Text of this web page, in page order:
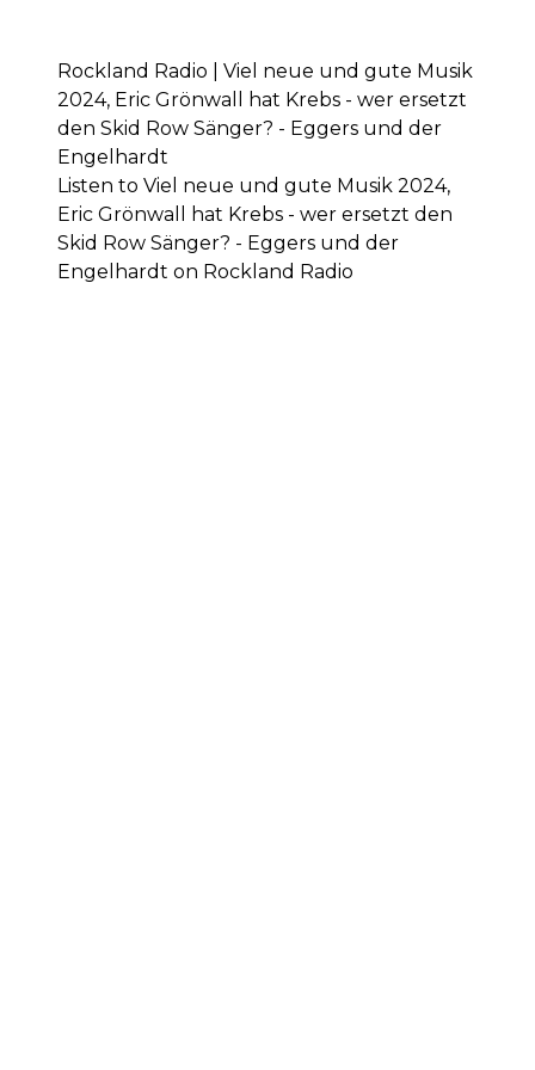
Rockland Radio | Viel neue und gute Musik
2024, Eric Grönwall hat Krebs - wer ersetzt
den Skid Row Sänger? - Eggers und der
Engelhardt
Listen to Viel neue und gute Musik 2024,
Eric Grönwall hat Krebs - wer ersetzt den
Skid Row Sänger? - Eggers und der
Engelhardt on Rockland Radio